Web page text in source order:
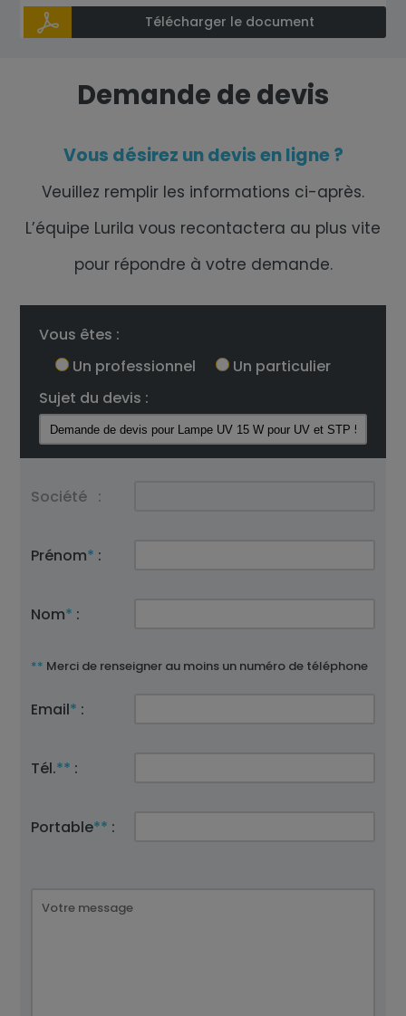
Télécharger le document
Demande de devis
Vous désirez un devis en ligne ?
Veuillez remplir les informations ci-après.
L’équipe Lurila vous recontactera au plus vite
pour répondre à votre demande.
Vous êtes :
Un professionnel
Un particulier
Sujet du devis :
Société :
Prénom* :
Nom* :
** Merci de renseigner au moins un numéro de téléphone
Email* :
Tél.** :
Portable** :